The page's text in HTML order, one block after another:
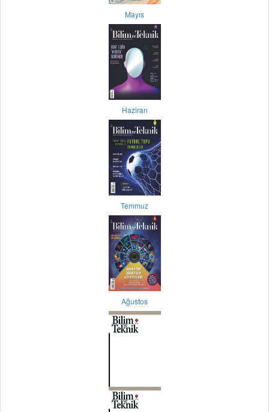
Mayıs
Haziran
Temmuz
Ağustos